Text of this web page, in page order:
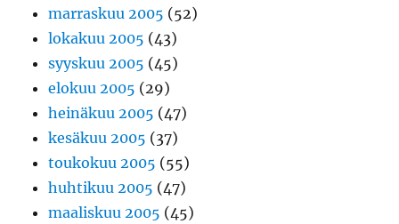
marraskuu 2005 (52)
lokakuu 2005 (43)
syyskuu 2005 (45)
elokuu 2005 (29)
heinäkuu 2005 (47)
kesäkuu 2005 (37)
toukokuu 2005 (55)
huhtikuu 2005 (47)
maaliskuu 2005 (45)